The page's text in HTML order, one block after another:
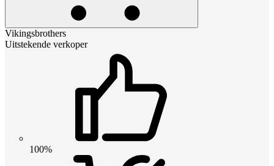
Vikingsbrothers
Uitstekende verkoper
100%